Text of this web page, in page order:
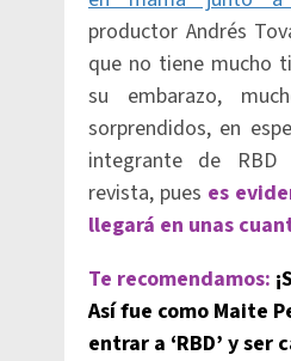
productor Andrés
que no tiene mucho
su embarazo,
sorprendidos, en
integrante de RBD
revista, pues es
llegará en unas
Te recomendamos:
Así fue como Maite
entrar a ‘RBD’ y ser